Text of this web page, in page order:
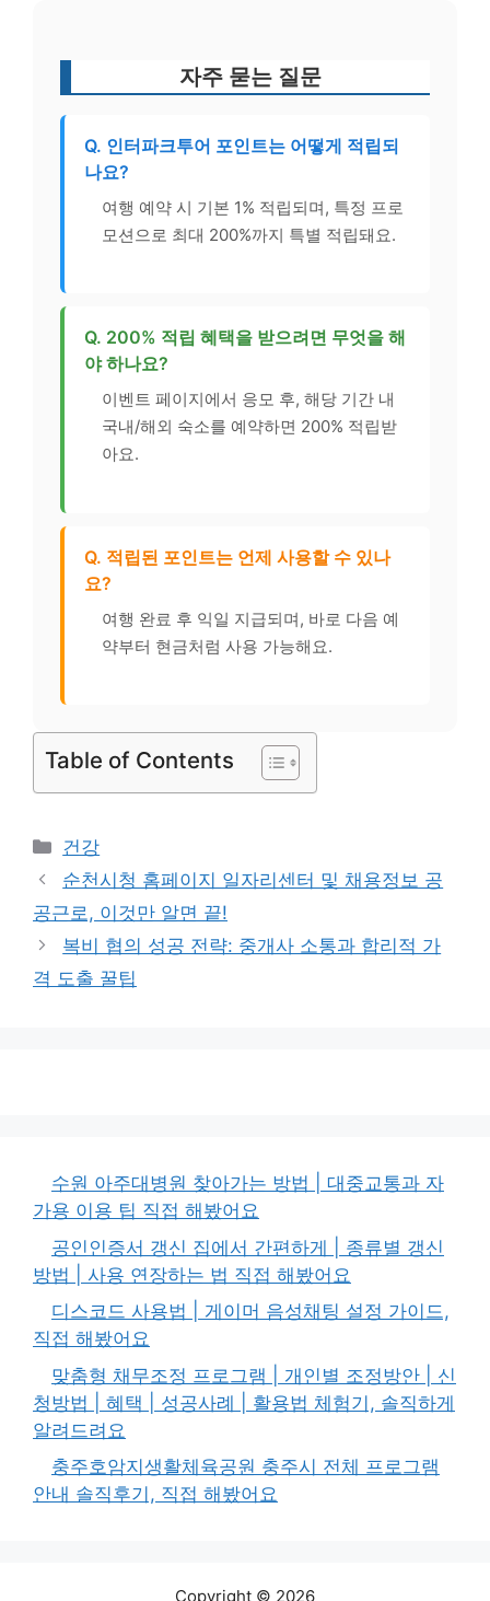
자주 묻는 질문
Q. 인터파크투어 포인트는 어떻게 적립되
나요?
여행 예약 시 기본 1% 적립되며, 특정 프로
모션으로 최대 200%까지 특별 적립돼요.
Q. 200% 적립 혜택을 받으려면 무엇을 해
야 하나요?
이벤트 페이지에서 응모 후, 해당 기간 내
국내/해외 숙소를 예약하면 200% 적립받
아요.
Q. 적립된 포인트는 언제 사용할 수 있나
요?
여행 완료 후 익일 지급되며, 바로 다음 예
약부터 현금처럼 사용 가능해요.
Table of Contents
카
테
리
건강
순천시청 홈페이지 일자리센터 및 채용정보 공
공근로, 이것만 알면 끝!
복비 협의 성공 전략: 중개사 소통과 합리적 가
격 도출 꿀팁
수원 아주대병원 찾아가는 방법 | 대중교통과 자
가용 이용 팁 직접 해봤어요
공인인증서 갱신 집에서 간편하게 | 종류별 갱신
방법 | 사용 연장하는 법 직접 해봤어요
디스코드 사용법 | 게이머 음성채팅 설정 가이드,
직접 해봤어요
맞춤형 채무조정 프로그램 | 개인별 조정방안 | 신
청방법 | 혜택 | 성공사례 | 활용법 체험기, 솔직하게
알려드려요
충주호암지생활체육공원 충주시 전체 프로그램
안내 솔직후기, 직접 해봤어요
Copyright © 2026